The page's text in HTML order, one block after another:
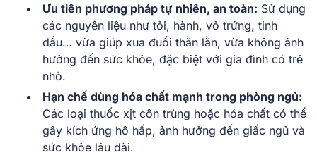
Ưu tiên phương pháp tự nhiên, an toàn: Sử dụng
các nguyên liệu như tỏi, hành, vỏ trứng, tinh
dầu… vừa giúp xua đuổi thằn lằn, vừa không ảnh
hưởng đến sức khỏe, đặc biệt với gia đình có trẻ
nhỏ.
Hạn chế dùng hóa chất mạnh trong phòng ngủ:
Các loại thuốc xịt côn trùng hoặc hóa chất có thể
gây kích ứng hô hấp, ảnh hưởng đến giấc ngủ và
sức khỏe lâu dài.